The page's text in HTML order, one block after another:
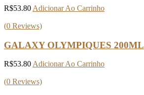
R$53.80 Adicionar Ao Carrinho
(0 Reviews)
GALAXY OLYMPIQUES 200ML
R$53.80 Adicionar Ao Carrinho
(0 Reviews)